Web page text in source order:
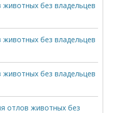
без владельцев
без владельцев
без владельцев
отлов животных без